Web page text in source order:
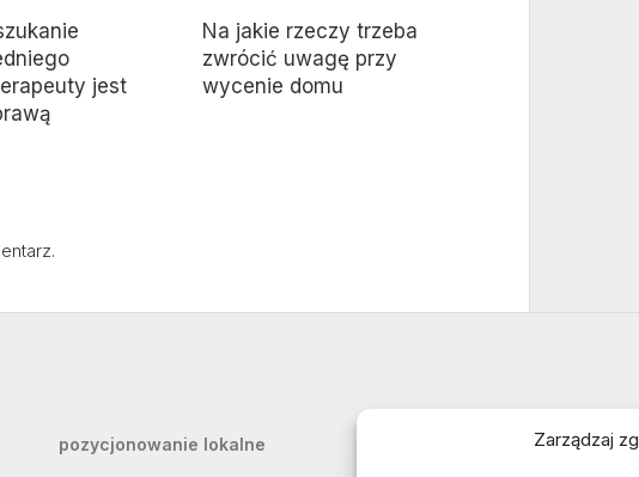
Zarządzaj
jest
Na jakie rzeczy trzeba
zwrócić uwagę przy
wycenie domu
pozycjonowanie lokalne Informacje